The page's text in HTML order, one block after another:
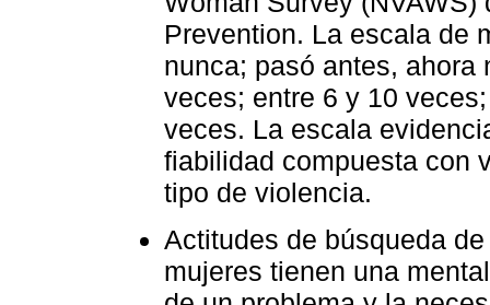
Prevention. La escala de
nunca; pasó antes, ahora
veces; entre 6 y 10
veces. La escala
fiabilidad compuesta con
tipo de violencia.
Actitudes de búsqueda
mujeres tienen una